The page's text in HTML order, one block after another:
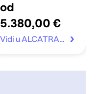
od
5.380,00 €
Vidi u ALCATRAZ.hr